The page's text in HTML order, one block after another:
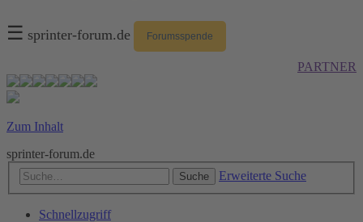
☰ sprinter-forum.de Forumsspende
PARTNER
Zum Inhalt
sprinter-forum.de
Suche Erweiterte Suche
Schnellzugriff